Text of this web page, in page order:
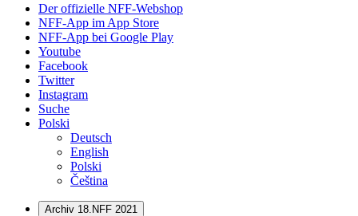
Der offizielle NFF-Webshop
NFF-App im App Store
NFF-App bei Google Play
Youtube
Facebook
Twitter
Instagram
Suche
Polski
Deutsch
English
Polski
Čeština
Archiv 18.NFF 2021